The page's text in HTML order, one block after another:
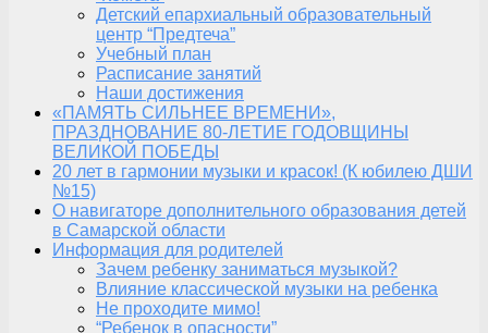
Детский епархиальный образовательный
центр “Предтеча”
Учебный план
Расписание занятий
Наши достижения
«ПАМЯТЬ СИЛЬНЕЕ ВРЕМЕНИ»,
ПРАЗДНОВАНИЕ 80-ЛЕТИЕ ГОДОВЩИНЫ
ВЕЛИКОЙ ПОБЕДЫ
20 лет в гармонии музыки и красок! (К юбилею ДШИ
№15)
О навигаторе дополнительного образования детей
в Самарской области
Информация для родителей
Зачем ребенку заниматься музыкой?
Влияние классической музыки на ребенка
Не проходите мимо!
“Ребенок в опасности”